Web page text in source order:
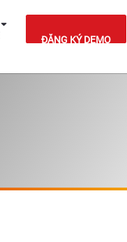
LIÊN HỆ VIE